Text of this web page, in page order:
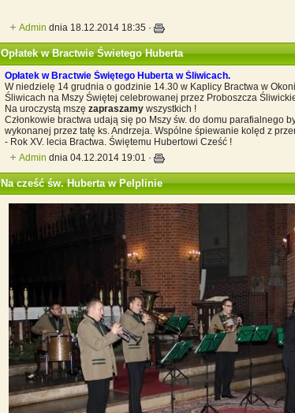
Admin dnia 18.12.2014 18:35 ·
Opłatek w Bractwie Świetego Huberta
Opłatek w Bractwie Świętego Huberta w Śliwicach.
W niedzielę 14 grudnia o godzinie 14.30 w Kaplicy Bractwa w
Śliwicach na Mszy Świętej celebrowanej przez Proboszcza
Na uroczystą mszę zapraszamywszystkich !
Członkowie bractwa udają się po Mszy św. do domu parafialnego
wykonanej przez tatę ks. Andrzeja. Wspólne śpiewanie kolęd z
- Rok XV. lecia Bractwa. Świętemu Hubertowi Cześć !
Admin dnia 04.12.2014 19:01 ·
Na cześć św. Huberta w Pelplinie